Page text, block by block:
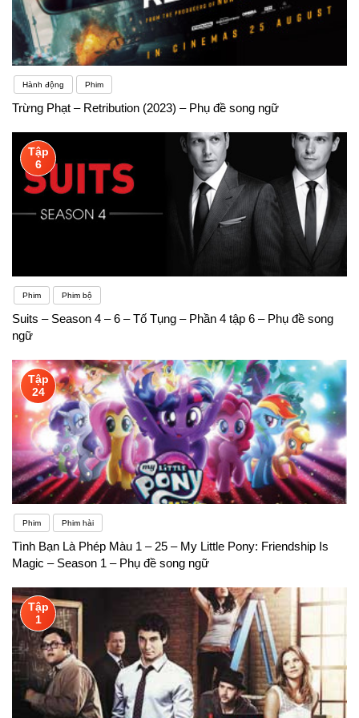
Hành động Phim
Trừng Phạt – Retribution (2023) – Phụ đề song ngữ
Tập
6
Phim Phim bộ
Suits – Season 4 – 6 – Tố Tụng – Phần 4 tập 6 – Phụ đề song
ngữ
Tập
24
Phim Phim hài
Tình Bạn Là Phép Màu 1 – 25 – My Little Pony: Friendship Is
Magic – Season 1 – Phụ đề song ngữ
Tập
1